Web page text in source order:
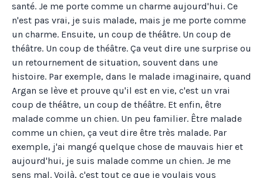
santé. Je me porte comme un charme aujourd'hui. Ce
n'est pas vrai, je suis malade, mais je me porte comme
un charme. Ensuite, un coup de théâtre. Un coup de
théâtre. Un coup de théâtre. Ça veut dire une surprise ou
un retournement de situation, souvent dans une
histoire. Par exemple, dans le malade imaginaire, quand
Argan se lève et prouve qu'il est en vie, c'est un vrai
coup de théâtre, un coup de théâtre. Et enfin, être
malade comme un chien. Un peu familier. Être malade
comme un chien, ça veut dire être très malade. Par
exemple, j'ai mangé quelque chose de mauvais hier et
aujourd'hui, je suis malade comme un chien. Je me
sens mal. Voilà, c'est tout ce que je voulais vous